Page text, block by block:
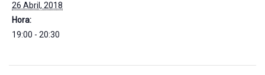
26 Abril, 2018
Hora:
19:00 - 20:30